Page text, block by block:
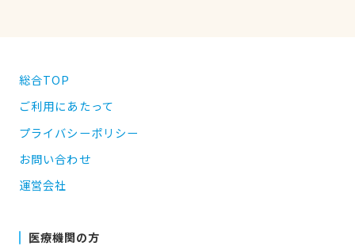
総合TOP
ご利用にあたって
プライバシーポリシー
お問い合わせ
運営会社
医療機関の方